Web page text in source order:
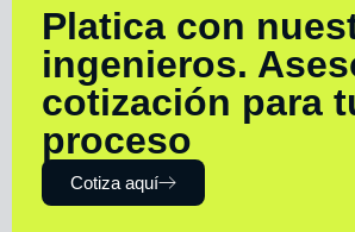
Platica con
ingenieros.
cotización para
proceso
Cotiza aquí